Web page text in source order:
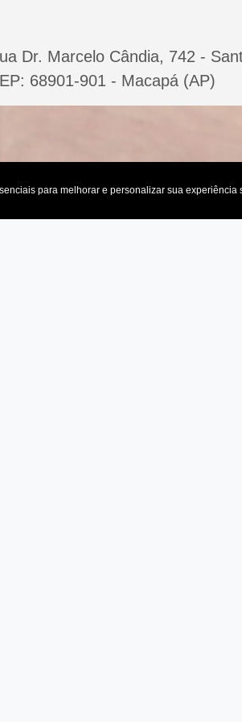
para melhorar e personalizar sua
Dr. Marcelo Cândia, 742 -
68901-901 - Macapá (AP)